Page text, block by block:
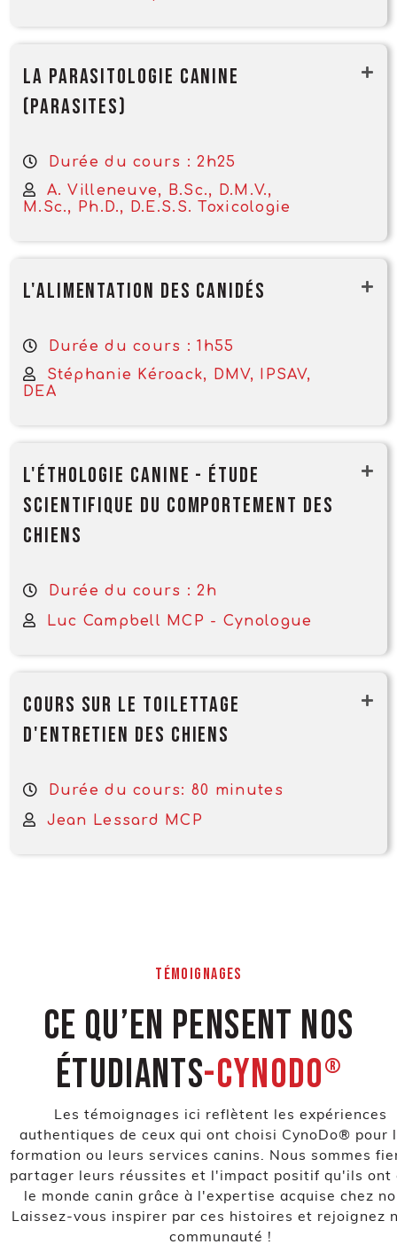
La parasitologie canine
(parasites)
Durée du cours : 2h25
A. Villeneuve, B.Sc., D.M.V.,
M.Sc., Ph.D., D.E.S.S. Toxicologie
L'alimentation des canidés
Durée du cours : 1h55
Stéphanie Kéroack, DMV, IPSAV,
DEA
L'éthologie canine - Étude
scientifique du comportement des
chiens
Durée du cours : 2h
Luc Campbell MCP - Cynologue
Cours sur le toilettage
d'entretien des chiens
Durée du cours: 80 minutes
Jean Lessard MCP
TÉMOIGNAGES
Ce qu’en pensent nos
étudiants-Cynodo®
Les témoignages ici reflètent les expériences
authentiques de ceux qui ont choisi CynoDo® pour
formation ou leurs services canins. Nous sommes
partager leurs réussites et l'impact positif qu'ils ont
le monde canin grâce à l'expertise acquise chez
Laissez-vous inspirer par ces histoires et rejoignez
communauté !